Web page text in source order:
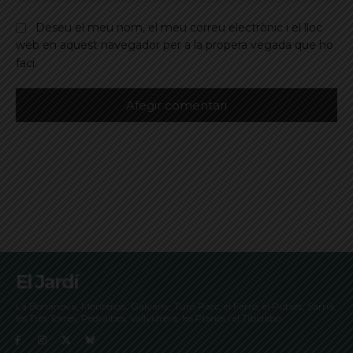
Deseu el meu nom, el meu correu electrònic i el lloc
web en aquest navegador per a la propera vegada que ho
faci.
El Jardí
La Bonanova, Monterols, Galvany, Turó Parc, el Farró, el Putxet, Sarrià,
les Tres Torres, Pedralbes, Vallvidrera, les Planes i el Tibidabo